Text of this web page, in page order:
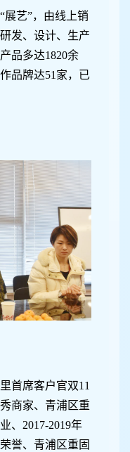
展艺”，由线上销
发、设计、生产
品多达1820余
品牌达51家，已
首席客户官双11
商家、青浦区重
、2017-2019年
誉、青浦区重固